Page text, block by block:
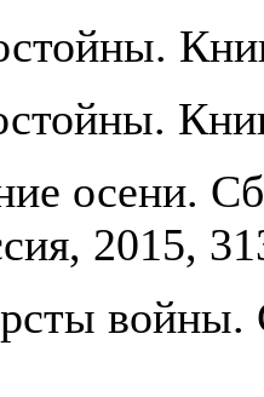
осени.
2015,